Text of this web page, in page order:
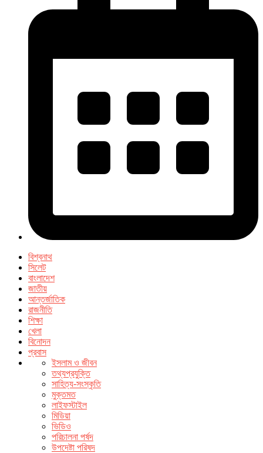
বিশ্বনাথ
সিলেট
বাংলাদেশ
জাতীয়
আন্তর্জাতিক
রাজনীতি
শিক্ষা
খেলা
বিনোদন
প্রবাস
ইসলাম ও জীবন
তথ্যপ্রযুক্তি
সাহিত্য-সংস্কৃতি
মুক্তমত
লাইফস্টাইল
মিডিয়া
ভিডিও
পরিচালনা পর্ষদ
উপদেষ্টা পরিষদ